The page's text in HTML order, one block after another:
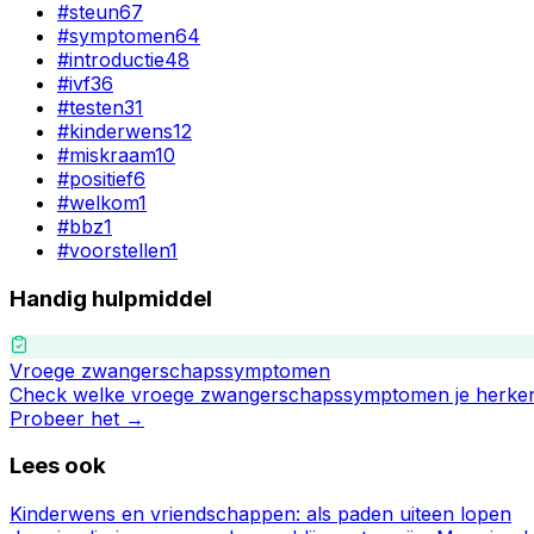
#steun67
#symptomen64
#introductie48
#ivf36
#testen31
#kinderwens12
#miskraam10
#positief6
#welkom1
#bbz1
#voorstellen1
Handig hulpmiddel
Vroege zwangerschapssymptomen
Check welke vroege zwangerschapssymptomen je
Probeer het →
Lees ook
Kinderwens en vriendschappen: als paden uiteen lopen